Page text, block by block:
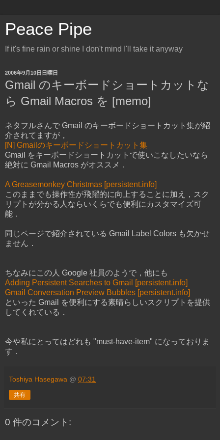
Peace Pipe
If it's fine rain or shine I don't mind I'll take it anyway
2006年9月10日日曜日
Gmail のキーボードショートカットな
ら Gmail Macros を [memo]
ネタフルさんで Gmail のキーボードショートカット集が紹
介されてますが，
[N] Gmailのキーボードショートカット集
Gmail をキーボードショートカットで使いこなしたいなら
絶対に Gmail Macros がオススメ．
A Greasemonkey Christmas [persistent.info]
このままでも操作性が飛躍的に向上することに加え，スク
リプトが分かる人ならいくらでも便利にカスタマイズ可
能．
同じページで紹介されている Gmail Label Colors も欠かせ
ません．
ちなみにこの人 Google 社員のようで，他にも
Adding Persistent Searches to Gmail [persistent.info]
Gmail Conversation Preview Bubbles [persistent.info]
といった Gmail を便利にする素晴らしいスクリプトを提供
してくれている．
今や私にとってはどれも "must-have-item" になっておりま
す．
Toshiya Hasegawa @ 07:31
共有
0 件のコメント: